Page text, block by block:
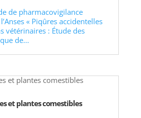
de pharmacovigilance
« Piqûres accidentelles
vétérinaires : Étude des
de...
et plantes comestibles